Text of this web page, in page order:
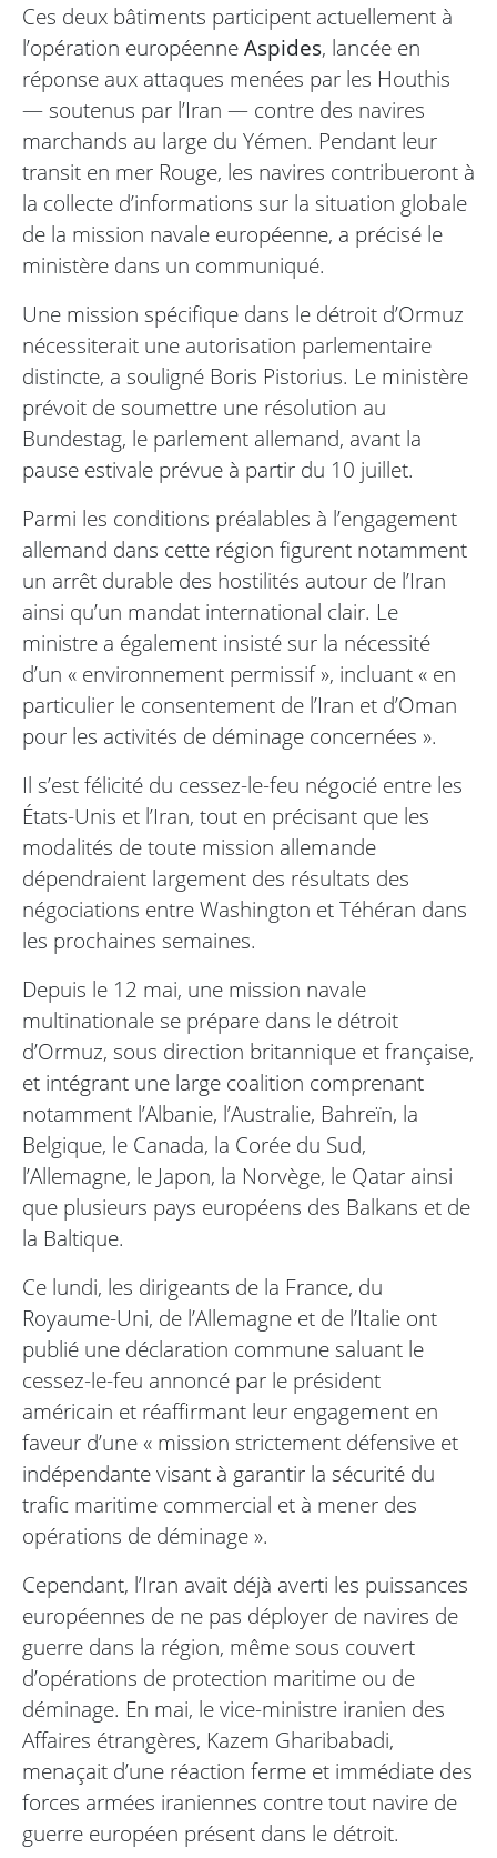
Ces deux bâtiments participent actuellement à
l’opération européenneAspides, lancée en
réponse aux attaques menées par les Houthis
— soutenus par l’Iran — contre des navires
marchands au large du Yémen. Pendant leur
transit en mer Rouge, les navires contribueront à
la collecte d’informations sur la situation globale
de la mission navale européenne, a précisé le
ministère dans un communiqué.
Une mission spécifique dans le détroit d’Ormuz
nécessiterait une autorisation parlementaire
distincte, a souligné Boris Pistorius. Le ministère
prévoit de soumettre une résolution au
Bundestag, le parlement allemand, avant la
pause estivale prévue à partir du 10 juillet.
Parmi les conditions préalables à l’engagement
allemand dans cette région figurent notamment
un arrêt durable des hostilités autour de l’Iran
ainsi qu’un mandat international clair. Le
ministre a également insisté sur la nécessité
d’un « environnement permissif », incluant « en
particulier le consentement de l’Iran et d’Oman
pour les activités de déminage concernées ».
Il s’est félicité du cessez-le-feu négocié entre les
États-Unis et l’Iran, tout en précisant que les
modalités de toute mission allemande
dépendraient largement des résultats des
négociations entre Washington et Téhéran dans
les prochaines semaines.
Depuis le 12 mai, une mission navale
multinationale se prépare dans le détroit
d’Ormuz, sous direction britannique et française,
et intégrant une large coalition comprenant
notamment l’Albanie, l’Australie, Bahreïn, la
Belgique, le Canada, la Corée du Sud,
l’Allemagne, le Japon, la Norvège, le Qatar ainsi
que plusieurs pays européens des Balkans et de
la Baltique.
Ce lundi, les dirigeants de la France, du
Royaume-Uni, de l’Allemagne et de l’Italie ont
publié une déclaration commune saluant le
cessez-le-feu annoncé par le président
américain et réaffirmant leur engagement en
faveur d’une « mission strictement défensive et
indépendante visant à garantir la sécurité du
trafic maritime commercial et à mener des
opérations de déminage ».
Cependant, l’Iran avait déjà averti les puissances
européennes de ne pas déployer de navires de
guerre dans la région, même sous couvert
d’opérations de protection maritime ou de
déminage. En mai, le vice-ministre iranien des
Affaires étrangères, Kazem Gharibabadi,
menaçait d’une réaction ferme et immédiate des
forces armées iraniennes contre tout navire de
guerre européen présent dans le détroit.